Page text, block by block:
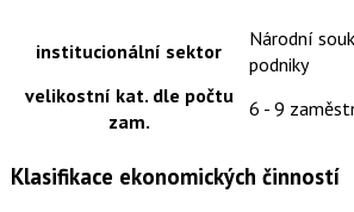
institucionální sektor
Národní
podniky
velikostní kat. dle počtu
zam.
6 - 9
Klasifikace ekonomických činností